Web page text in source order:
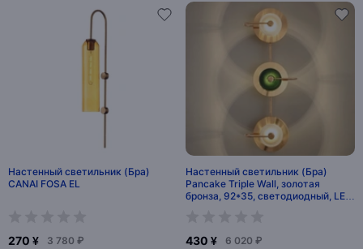
Настенный светильник (Бра)
CANAI FOSA EL
270 ¥ 3 780 ₽
Настенный светильник (Бра)
Pancake Triple Wall, золотая
бронза, 92*35, светодиодный, LED,
430 ¥ 6 020 ₽